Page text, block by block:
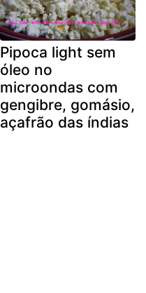
Pipoca light sem
óleo no
microondas com
gengibre, gomásio,
açafrão das índias